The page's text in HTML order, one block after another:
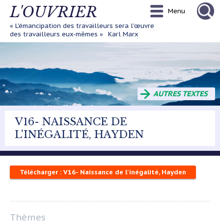
Aller
principal
L'OUVRIER
« L'émancipation des travailleurs sera l'œuvre
des travailleurs eux-mêmes »
Karl Marx
Menu
AUTRES TEXTES
V16- NAISSANCE DE
L'INÉGALITÉ, HAYDEN
Télécharger : V16- Naissance de l'inégalité, Hayden